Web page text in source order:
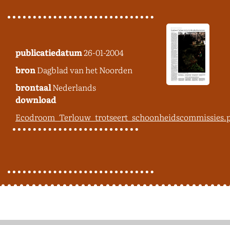
publicatiedatum26-01-2004
bronDagblad van het Noorden
brontaalNederlands
download